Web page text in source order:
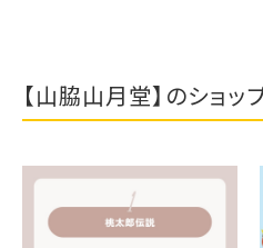
【山脇山月堂】のショッ